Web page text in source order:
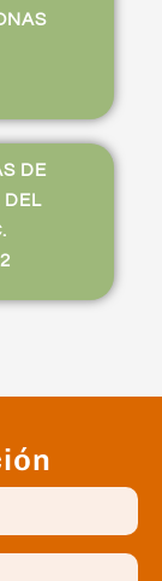
DE
DEL